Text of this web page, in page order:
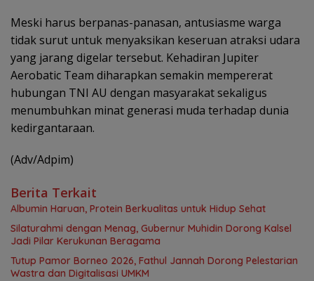
Meski harus berpanas-panasan, antusiasme warga
tidak surut untuk menyaksikan keseruan atraksi udara
yang jarang digelar tersebut. Kehadiran Jupiter
Aerobatic Team diharapkan semakin mempererat
hubungan TNI AU dengan masyarakat sekaligus
menumbuhkan minat generasi muda terhadap dunia
kedirgantaraan.
(Adv/Adpim)
Berita Terkait
Albumin Haruan, Protein Berkualitas untuk Hidup Sehat
Silaturahmi dengan Menag, Gubernur Muhidin Dorong Kalsel
Jadi Pilar Kerukunan Beragama
Tutup Pamor Borneo 2026, Fathul Jannah Dorong Pelestarian
Wastra dan Digitalisasi UMKM